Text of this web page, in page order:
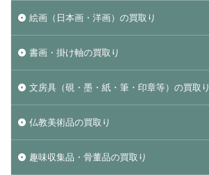
絵画（日本画・洋画）の買取り
書画・掛け軸の買取り
文房具（硯・墨・紙・筆・印章等）の買取り
仏教美術品の買取り
趣味収集品・骨董品の買取り